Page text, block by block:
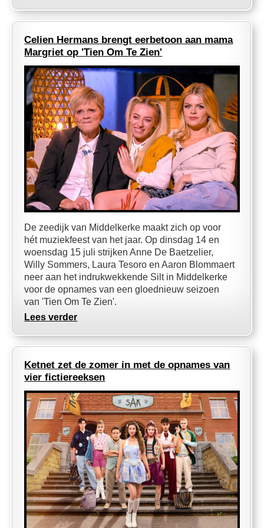
Celien Hermans brengt eerbetoon aan mama
Margriet op 'Tien Om Te Zien'
De zeedijk van Middelkerke maakt zich op voor
hét muziekfeest van het jaar. Op dinsdag 14 en
woensdag 15 juli strijken Anne De Baetzelier,
Willy Sommers, Laura Tesoro en Aaron Blommaert
neer aan het indrukwekkende Silt in Middelkerke
voor de opnames van een gloednieuw seizoen
van 'Tien Om Te Zien'.
Lees verder
Ketnet zet de zomer in met de opnames van
vier fictiereeksen